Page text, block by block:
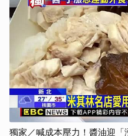
獨家／喊成本壓力！醬油迎